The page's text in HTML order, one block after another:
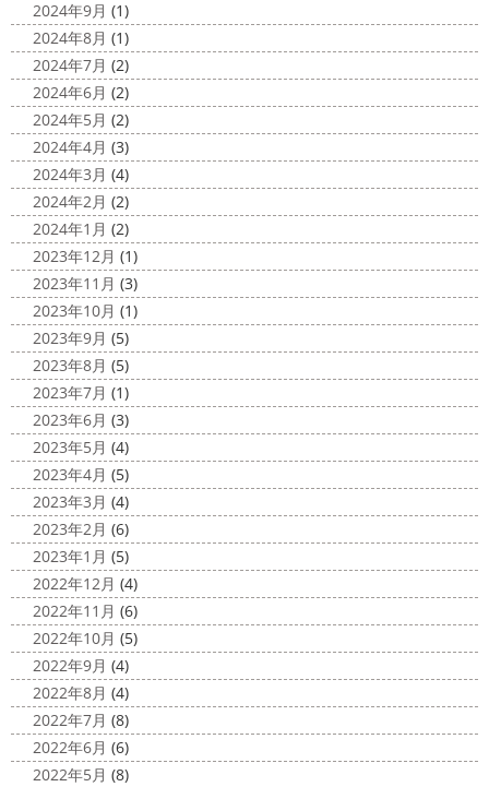
みなさんこんにちは(^O^)
が、みなさんはいかがお過ごしですか？
笑 先日、池袋の
サンシャイン水族館に行きました
外国人の方が多く、
館内はとても賑わっていました
ここの大きな水槽にはサ
...
今日は高圧洗浄が何故必要かについて説明させていただき
ます
塗装工事をお考えのお客様は長くなりますが、ぜ
ひ読んでみてくださいね
外壁や屋根の表面に塗装してで
きた塗膜は、毎日屋外で紫外線、雨風、排気ガスなどにさ
らされて ...
カ陽気になり過ごしやすくなりましたね
お知らせをさせていただきます
先日、弊社が日本ペイン
ト神奈川営業所様より優良施工会社として表彰されました
このよ ...
最近は暖かくて過ごしやすいお天気です
ね
弊社ライダーの脇祐史君はバリ島に行きました!! 私も
行きたいーーーーー!!! 写真が送られてきたら、またアップ
していきますね
ット
2020/11/12
朝活
＊湘南の外壁塗装専門店＊
小倉氏サーフィンにはまり中
今回は浩
さんも一緒に
３人で出発
波は小さい
けどお天気良くて気持ち～
まずは陸でのイメトレ 入水～
小倉氏ライド
で、すぐ立ててました
2020/11/10
HAPPY HALLOWEEN
＊湘南の
外壁塗装専門店＊
ちょっとご無沙汰してる間にもう11月も
10日が過ぎようとしていますね
2020年もあっとゆう間
に終わってしまう～
今年はコロナの影響で色々なイベン
トもなくなり淋しいですね… ですが、先日ブログでもお伝
えしたマービスタ ...
2020/11/02
ウェット完成
＊湘南の外壁塗装専
門店＊
こんにちは!! 今週も１週間始まりました
が、明日は祝日です
今日も１日頑張りましょう
さて
さて、先日のブログで書いた、小倉氏のオーダーしたウェ
ットが完成しました
ゃんも一緒にパチリ
2024年9月 (1)
2024年8月 (1)
2024年7月 (2)
2024年6月 (2)
2024年5月 (2)
2024年4月 (3)
2024年3月 (4)
2024年2月 (2)
2024年1月 (2)
2023年12月 (1)
2023年11月 (3)
2023年10月 (1)
2023年9月 (5)
2023年8月 (5)
2023年7月 (1)
2023年6月 (3)
2023年5月 (4)
2023年4月 (5)
2023年3月 (4)
2023年2月 (6)
2023年1月 (5)
2022年12月 (4)
2022年11月 (6)
2022年10月 (5)
2022年9月 (4)
2022年8月 (4)
2022年7月 (8)
2022年6月 (6)
2022年5月 (8)